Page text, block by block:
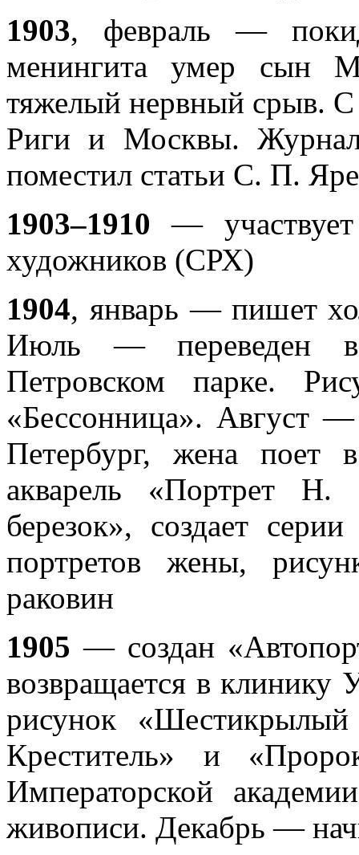
1903, февраль —
менингита умер сын
тяжелый нервный срыв. С
Риги и Москвы.
поместил статьи С. П.
1903–1910 —
художников (СРХ)
1904, январь — пишет
Июль — переведен в
Петровском парке.
«Бессонница». Август
Петербург, жена поет
акварель «Портрет
березок», создает
портретов жены,
раковин
1905 — создан
возвращается в клинику
рисунок
Креститель» и
Императорской
живописи. Декабрь —